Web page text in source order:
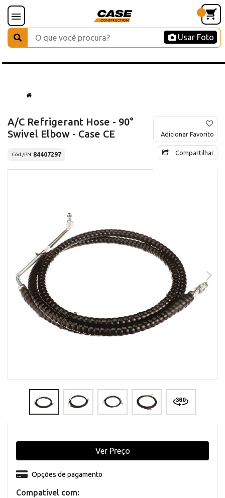
Usar Foto
A/C Refrigerant Hose - 90°
Swivel Elbow - Case CE
Cód./PN 84407297
Adicionar Favorito
Compartilhar
Compativel com:
Opções de pagamento
Ver Preço